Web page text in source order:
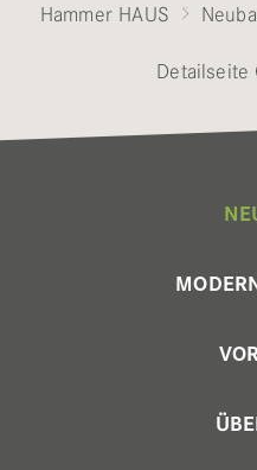
Hammer HAUS
Detailseite